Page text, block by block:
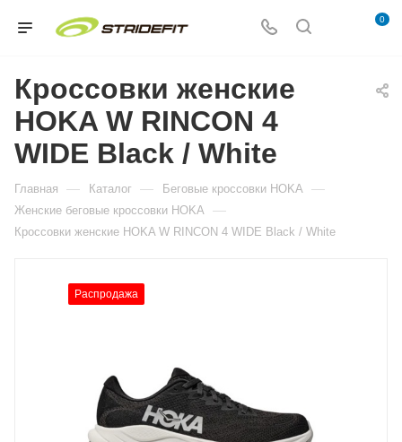
0
Кроссовки женские
HOKA W RINCON 4
WIDE Black / White
Главная — Каталог — Беговые кроссовки HOKA —
Женские беговые кроссовки HOKA —
Кроссовки женские HOKA W RINCON 4 WIDE Black / White
Распродажа